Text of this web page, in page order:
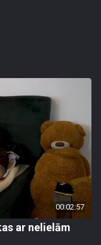
00:02:57
ar nelielām